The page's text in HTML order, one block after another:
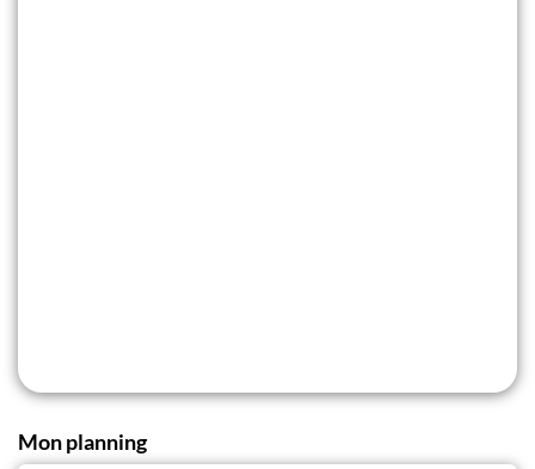
Mon planning